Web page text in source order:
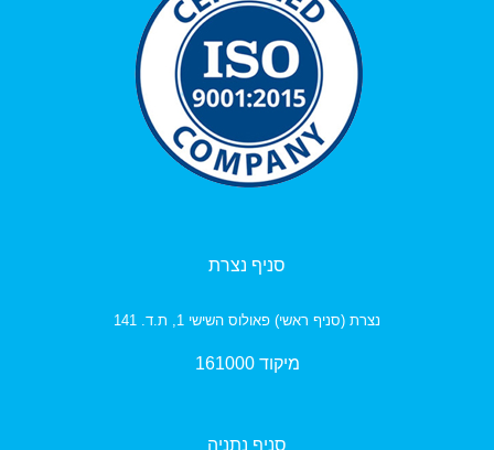
סניף נצרת
נצרת (סניף ראשי) פאולוס השישי 1, ת.ד. 141
מיקוד 161000
סניף נתניה